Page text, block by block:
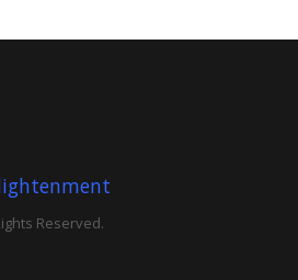
Reserved.